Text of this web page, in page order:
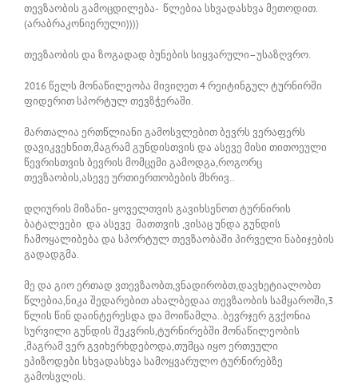
თევზაობის გამოცდილება- წლებია სხვადასხვა მეთოდით.
(არაბრაკონიერული))))
თევზაობის და ზოგადად ბუნების სიყვარული–უსაზღვრო.
2016 წელს მონაწილეობა მივიღეთ 4 რეიტინგულ ტურნირში
ფიდერით სპორტულ თევზჭერაში.
მართალია ერთწლიანი გამოსვლებით ბევრს ვერაფერს
დავიკვეხნით,მაგრამ გუნდისთვის და ასევე მისი თითოეული
წევრისთვის ბევრის მომცემი გამოდგა,როგორც
თევზაობის,ასევე ურთიერთობების მხრივ..
დღიურის მიზანი- ყოველთვის გავიხსენოთ ტურნირის
ბატალეები და ასევე მათთვის ,ვისაც უნდა გუნდის
ჩამოყალიბება და სპორტულ თევზაობაში პირველი ნაბიჯების
გადადგმა.
მე და გიო ერთად ვთევზაობთ,ვნადირობთ,დავხეტიალობთ
წლებია,ნიკა შედარებით ახალბედაა თევზაობის სამყაროში,3
წლის წინ დაინტერესდა და მოიწამლა..ბევრჯერ გვქონია
სურვილი გუნდის შეკვრის,ტურნირებში მონაწილეობის
,მაგრამ ვერ გვიხერხდებოდა,თუმცა იყო ერთეული
ეპიზოდები სხვადასხვა სამოყვარულო ტურნირებზე
გამოსვლის.